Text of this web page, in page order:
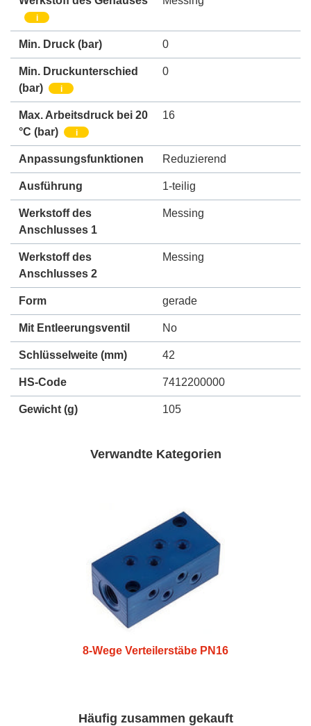
i
Min. Druck (bar) 0
Min. Druckunterschied
(bar)
i
0
Max. Arbeitsdruck bei 20
°C (bar)
i
16
Anpassungsfunktionen Reduzierend
Ausführung 1-teilig
Werkstoff des
Anschlusses 1
Messing
Werkstoff des
Anschlusses 2
Messing
Form gerade
Mit Entleerungsventil No
Schlüsselweite (mm) 42
HS-Code 7412200000
Gewicht (g) 105
Verwandte Kategorien
8-Wege Verteilerstäbe PN16
Häufig zusammen gekauft